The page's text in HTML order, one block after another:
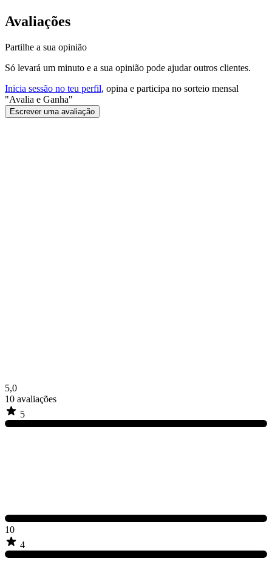
Avaliações
Partilhe a sua opinião
Só levará um minuto e a sua opinião pode ajudar outros clientes.
Inicia sessão no teu perfil, opina e participa no sorteio mensal
"Avalia e Ganha"
Escrever uma avaliação
5,0
10 avaliações
5
10
4